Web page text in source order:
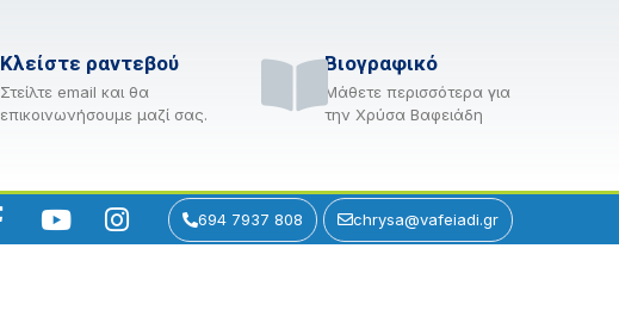
Κλείστε ραντεβού
Στείλτε email και θα
επικοινωνήσουμε μαζί σας.
Βιογραφικό
Μάθετε περισσότερα για
την Χρύσα Βαφειάδη
694 7937 808 chrysa@vafeiadi.gr